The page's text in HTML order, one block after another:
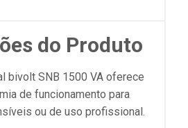
do Produto
bivolt SNB 1500 VA oferece
de funcionamento para
ou de uso profissional.